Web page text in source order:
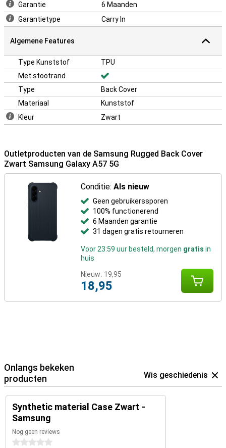
Garantie
6 Maanden
Garantietype
Carry In
Algemene Features
Type Kunststof
TPU
Met stootrand
Type
Back Cover
Materiaal
Kunststof
Kleur
Zwart
Outletproducten van de Samsung Rugged Back Cover
Zwart Samsung Galaxy A57 5G
Conditie:Als nieuw
Geen gebruikerssporen
100% functionerend
6 Maanden garantie
31 dagen gratis retourneren
Voor 23:59 uur besteld, morgen gratis in
huis
Nieuw: 19,95
18,95
Onlangs bekeken
producten
Wis geschiedenis
Synthetic material Case Zwart -
Samsung
Nog geen reviews
0 sterren